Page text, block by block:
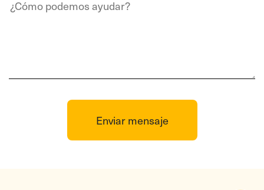
Enviar mensaje